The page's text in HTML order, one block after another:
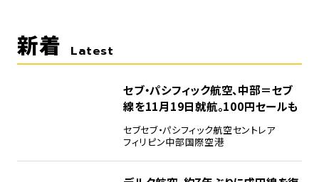
新着 Latest
セブ・パシフィック航空、中部＝セブ
線を11月19日就航。100円セールも
セブセブ・パシフィック航空セントレア
フィリピン中部国際空港